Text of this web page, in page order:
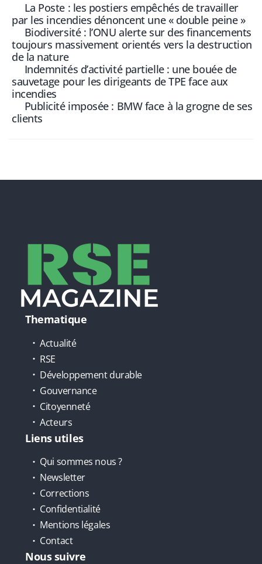
La Poste : les postiers empêchés de travailler
par les incendies dénoncent une « double peine »
Biodiversité : l’ONU alerte sur des financements
toujours massivement orientés vers la destruction
de la nature
Indemnités d’activité partielle : une bouée de
sauvetage pour les dirigeants de TPE face aux
incendies
Publicité imposée : BMW face à la grogne de ses
clients
Thematique
Actualité
RSE
Développement durable
Gouvernance
Citoyenneté
Acteurs
Liens utiles
Qui sommes nous ?
Newsletter
Corrections
Confidentialité
Mentions légales
Contact
Nous suivre